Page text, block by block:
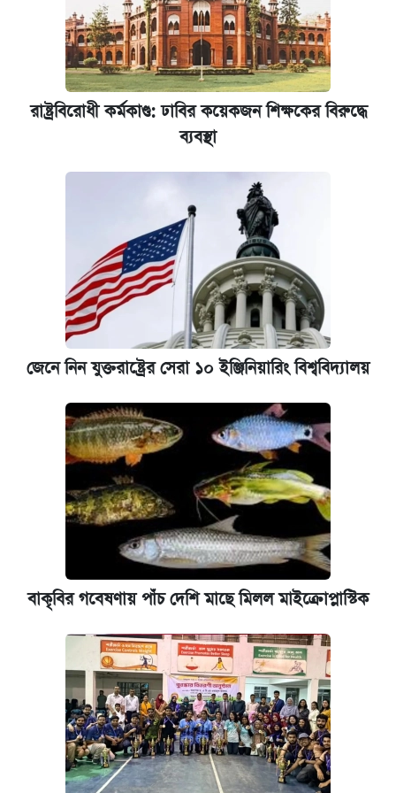
রাষ্ট্রবিরোধী কর্মকাণ্ড: ঢাবির কয়েকজন শিক্ষকের বিরুদ্ধে
ব্যবস্থা
জেনে নিন যুক্তরাষ্ট্রের সেরা ১০ ইঞ্জিনিয়ারিং বিশ্ববিদ্যালয়
বাকৃবির গবেষণায় পাঁচ দেশি মাছে মিলল মাইক্রোপ্লাস্টিক